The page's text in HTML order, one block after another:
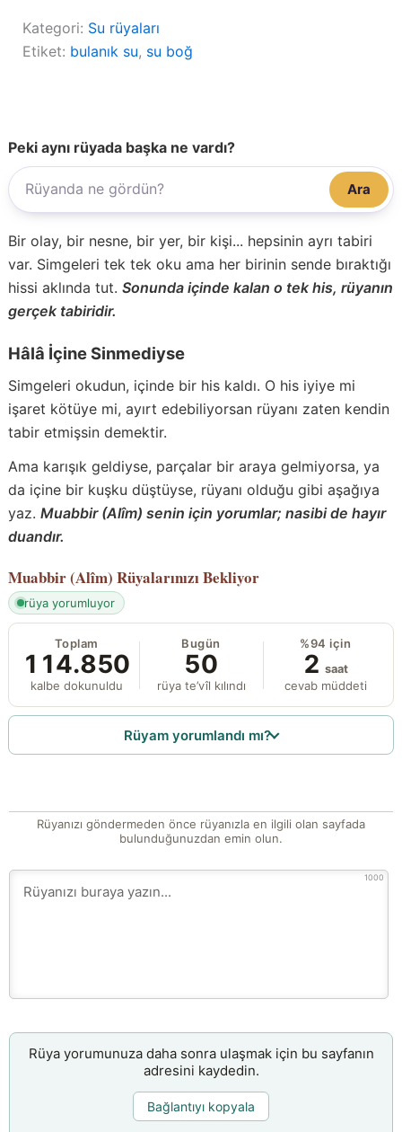
Kategori: Su rüyaları
Etiket: bulanık su, su boğ
Peki aynı rüyada başka ne vardı?
Ara
Bir olay, bir nesne, bir yer, bir kişi... hepsinin ayrı tabiri
var. Simgeleri tek tek oku ama her birinin sende bıraktığı
hissi aklında tut. Sonunda içinde kalan o tek his, rüyanın
gerçek tabiridir.
Hâlâ İçine Sinmediyse
Simgeleri okudun, içinde bir his kaldı. O his iyiye mi
işaret kötüye mi, ayırt edebiliyorsan rüyanı zaten kendin
tabir etmişsin demektir.
Ama karışık geldiyse, parçalar bir araya gelmiyorsa, ya
da içine bir kuşku düştüyse, rüyanı olduğu gibi aşağıya
yaz. Muabbir (Alîm) senin için yorumlar; nasibi de hayır
duandır.
Muabbir (Alîm) Rüyalarınızı Bekliyor
rüya yorumluyor
Toplam
114.850
kalbe dokunuldu
Bugün
50
rüya te’vîl kılındı
%94 için
2 saat
cevab müddeti
Rüyam yorumlandı mı?
Rüyanızı göndermeden önce rüyanızla en ilgili olan sayfada
bulunduğunuzdan emin olun.
1000
Rüya yorumunuza daha sonra ulaşmak için bu sayfanın
adresini kaydedin.
Bağlantıyı kopyala